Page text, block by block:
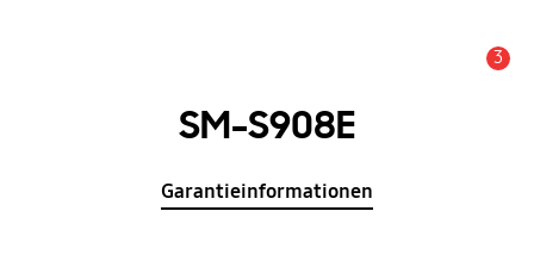
3
SM-S908E
Garantieinformationen